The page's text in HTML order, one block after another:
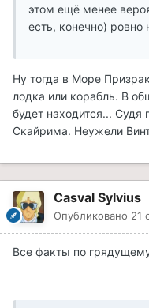
этом ещё менее
есть, конечно) ровно
Ну тогда в Море
лодка или корабль. В
будет находится... Судя
Скайрима. Неужели
Casval Sylvius
Опубликовано 21
Все факты по